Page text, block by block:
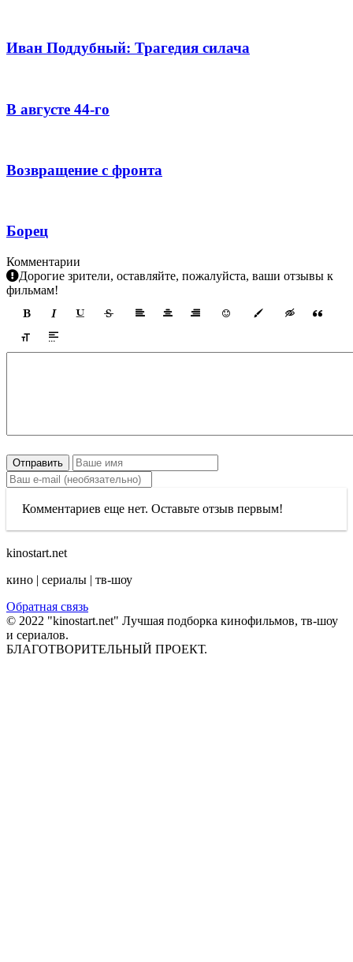
Иван Поддубный: Трагедия силача
В августе 44-го
Возвращение с фронта
Борец
Комментарии
Дорогие зрители, оставляйте, пожалуйста, ваши отзывы к
фильмам!
Отправить
Комментариев еще нет. Оставьте отзыв первым!
kinostart.net
кино | сериалы | тв-шоу
Обратная связь
© 2022 "kinostart.net" Лучшая подборка кинофильмов, тв-шоу
и сериалов.
БЛАГОТВОРИТЕЛЬНЫЙ ПРОЕКТ.